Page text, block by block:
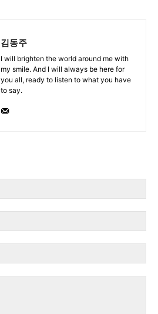
김동주
I will brighten the world around me with
my smile. And I will always be here for
you all, ready to listen to what you have
to say.
름
:*
자
우
사
이